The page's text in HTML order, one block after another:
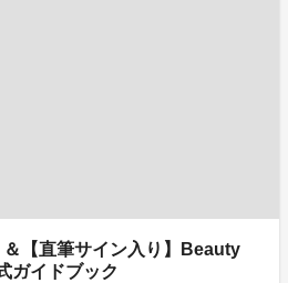
＆【直筆サイン入り】Beauty
ガイドブック